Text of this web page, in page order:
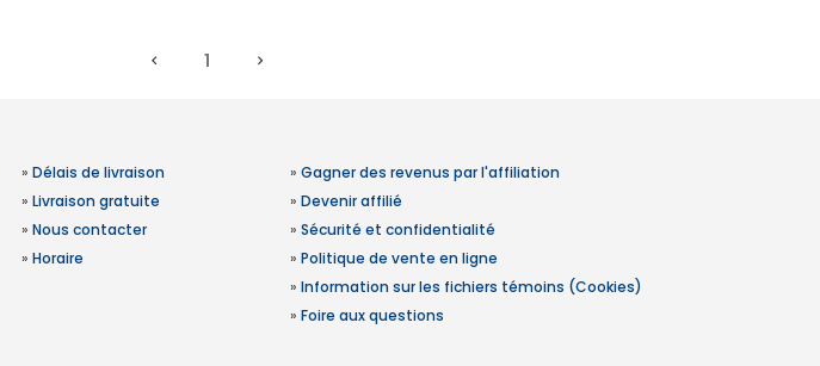
1
» Délais de livraison
» Livraison gratuite
» Nous contacter
» Horaire
» Gagner des revenus par l'affiliation
» Devenir affilié
» Sécurité et confidentialité
» Politique de vente en ligne
» Information sur les fichiers témoins (Cookies)
» Foire aux questions